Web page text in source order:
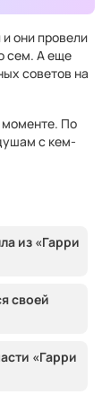
они провели
сем. А еще
советов на
По
с кем-
из «Гарри
своей
«Гарри